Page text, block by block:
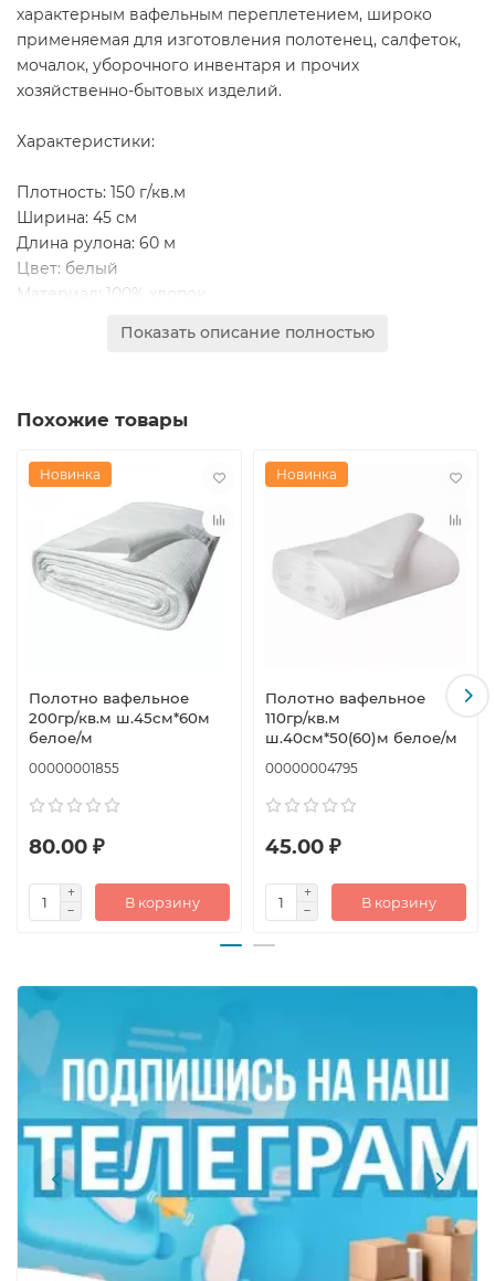
характерным вафельным переплетением, широко
применяемая для изготовления полотенец, салфеток,
мочалок, уборочного инвентаря и прочих
хозяйственно-бытовых изделий.
Характеристики:
Плотность: 150 г/кв.м
Ширина: 45 см
Длина рулона: 60 м
Цвет: белый
Материал: 100% хлопок
метрами (уточняется при заказе)
Отлично впитывает влагу
Гипоаллергенен
Идеально подходит для бытового и
профессионального использования — в быту, столовых,
пищевом производстве, прачечных и т.д.
Показать описание полностью
Похожие товары
Новинка
Полотно вафельное
200гр/кв.м ш.45см*60м
белое/м
00000001855
80.00 ₽
В корзину
Новинка
Полотно вафельное
110гр/кв.м
ш.40см*50(60)м белое/м
00000004795
45.00 ₽
В корзину